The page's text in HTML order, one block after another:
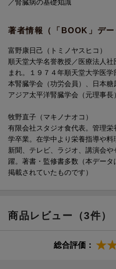
／腎臓病の基礎知識
著者情報（「BOOK」デー
富野康日己（トミノヤスヒコ）
順天堂大学名誉教授／医療法人
まれ。１９７４年順天堂大学医
本腎臓学会（功労会員）、日本糖
アジア太平洋腎臓学会（元理事
牧野直子（マキノナオコ）
有限会社スタジオ食代表。管理
学卒業。在学中より栄養指導や料
新聞、テレビ、ラジオ、講演会
躍。著書・監修書多数（本デー
掲載されていたものです）
商品レビュー（3件）
総合評価：